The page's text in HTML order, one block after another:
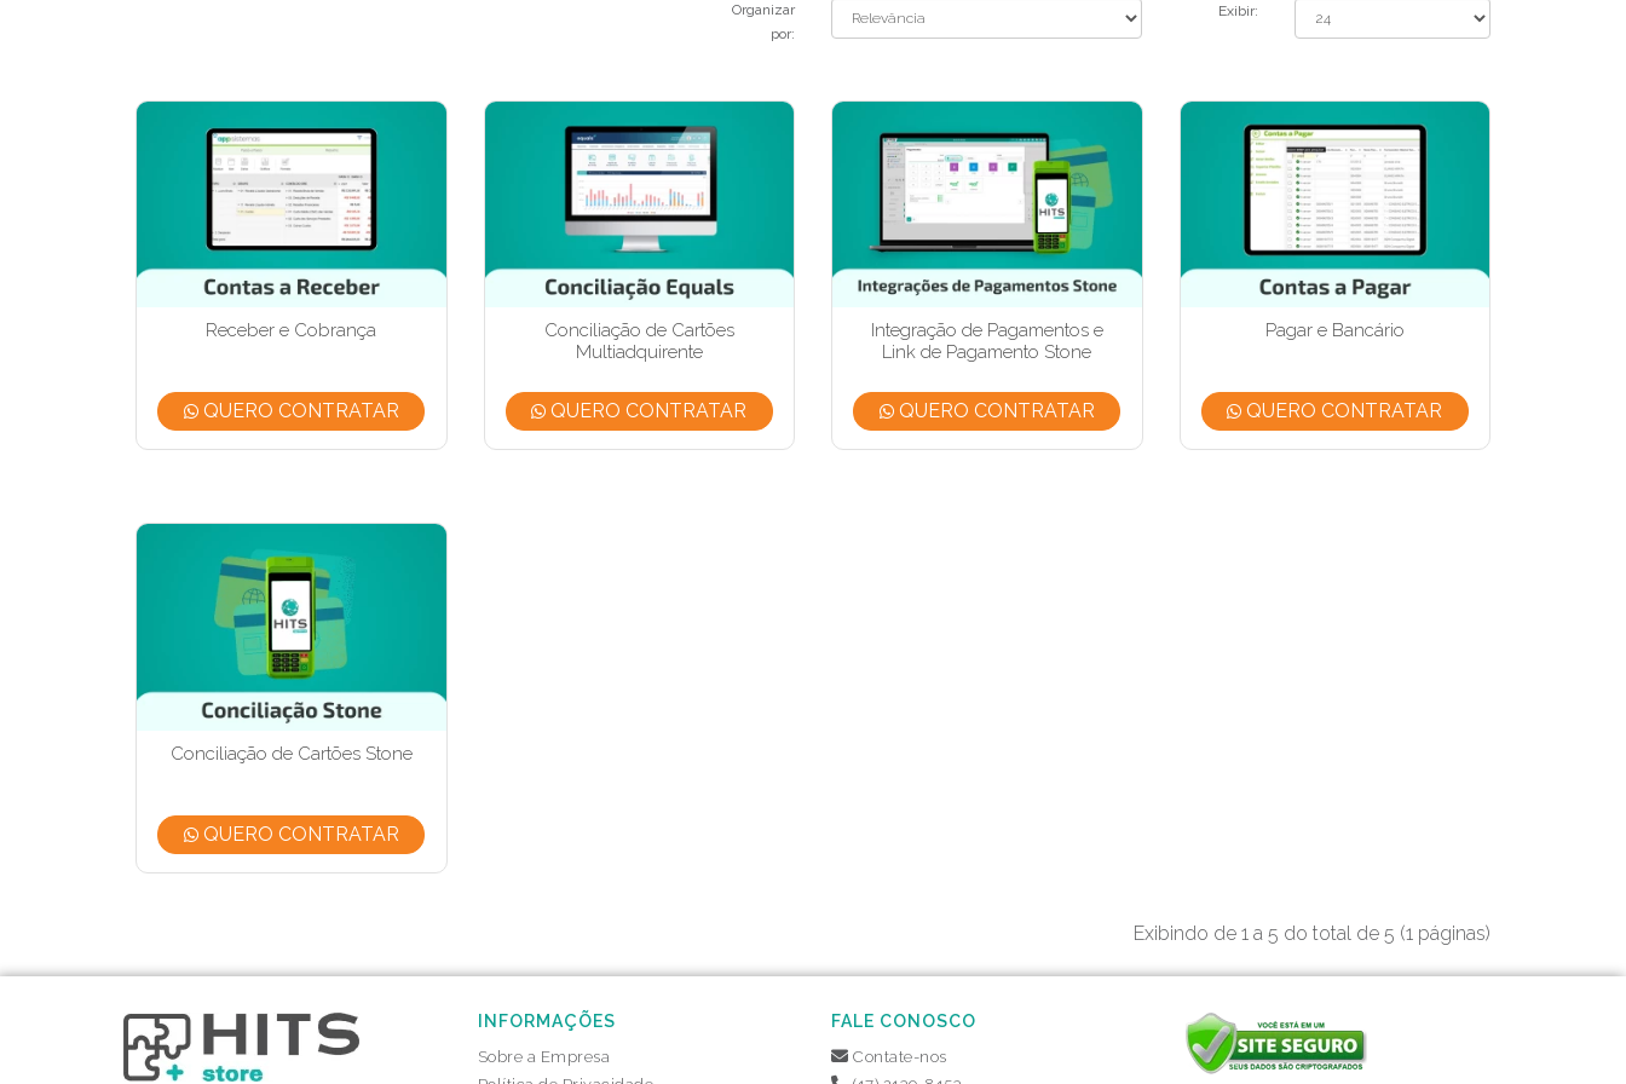
Organizar
por:
Exibir:
Receber e Cobrança
QUERO CONTRATAR
Conciliação de Cartões
Multiadquirente
QUERO CONTRATAR
Integração de Pagamentos e
Link de Pagamento Stone
QUERO CONTRATAR
Pagar e Bancário
QUERO CONTRATAR
Conciliação de Cartões Stone
QUERO CONTRATAR
Exibindo de 1 a 5 do total de 5 (1 páginas)
INFORMAÇÕES
Sobre a Empresa
FALE CONOSCO
Contate-nos